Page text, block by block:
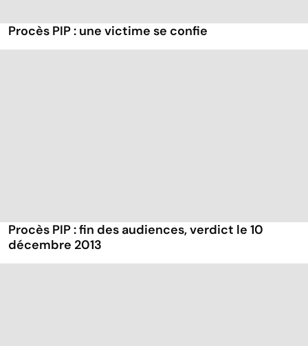
Procès PIP : une victime se confie
Procès PIP : fin des audiences, verdict le 10
décembre 2013